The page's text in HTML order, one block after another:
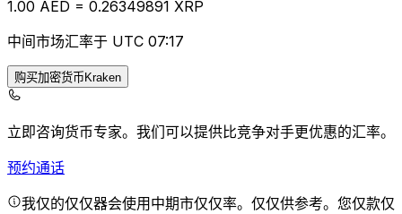
1.00 AED = 0.26349891 XRP
中间市场汇率于 UTC 07:17
购买加密货币Kraken
立即咨询货币专家。 我们可以提供比竞争对手更优惠的汇率。
预约通话
我仅的仅仅器会使用中期市仅仅率。仅仅供参考。您仅款仅